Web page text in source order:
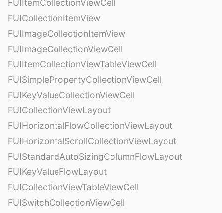
FUIItemCollectionViewCell
FUICollectionItemView
FUIImageCollectionItemView
FUIImageCollectionViewCell
FUIItemCollectionViewTableViewCell
FUISimplePropertyCollectionViewCell
FUIKeyValueCollectionViewCell
FUICollectionViewLayout
FUIHorizontalFlowCollectionViewLayout
FUIHorizontalScrollCollectionViewLayout
FUIStandardAutoSizingColumnFlowLayout
FUIKeyValueFlowLayout
FUICollectionViewTableViewCell
FUISwitchCollectionViewCell